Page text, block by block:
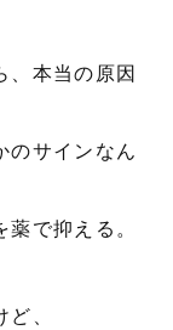
、本当の原因
のサインなん
で抑える。
、